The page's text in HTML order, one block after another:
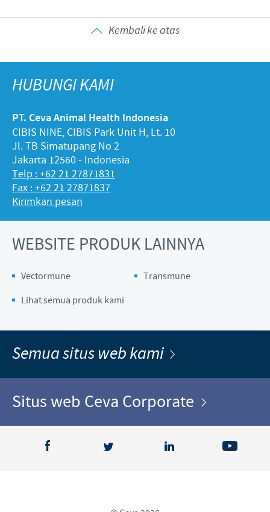
Kembali ke atas
HUBUNGI KAMI
PT. Ceva Animal Health Indonesia
CIBIS NINE, CIBIS Park Unit H, Lt. 10
Jl. TB Simatupang No 2
Jakarta 12560 - Indonesia
Telp : +62 21 27871831
Fax : +62 21 27871837
Kirimkan pesan
WEBSITE PRODUK LAINNYA
Vectormune
Transmune
Lihat semua produk kami
Semua situs web kami
Situs web Ceva Corporate